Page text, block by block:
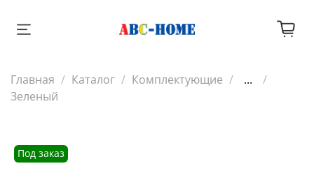
Главная Каталог Комплектующие
...
Зеленый
Под заказ